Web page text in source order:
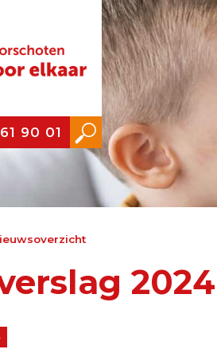
90 01
2024